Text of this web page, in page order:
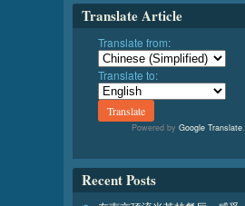
Translate Article
Translate from:
Translate to:
Powered by Google Translate.
Recent Posts